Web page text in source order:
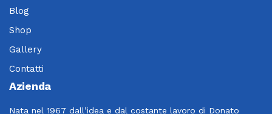
Blog
Shop
Gallery
Contatti
Azienda
Nata nel 1967 dall’idea e dal costante lavoro di Donato